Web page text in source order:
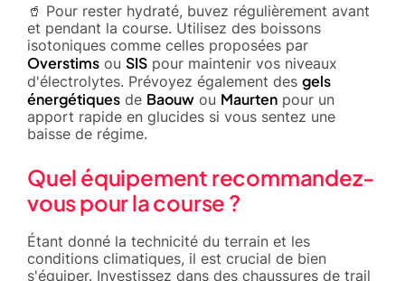
🥤 Pour rester hydraté, buvez régulièrement avant
et pendant la course. Utilisez des boissons
isotoniques comme celles proposées par
Overstims ou SIS pour maintenir vos niveaux
d'électrolytes. Prévoyez également des gels
énergétiques de Baouw ou Maurten pour un
apport rapide en glucides si vous sentez une
baisse de régime.
Quel équipement recommandez-
vous pour la course ?
Étant donné la technicité du terrain et les
conditions climatiques, il est crucial de bien
s'équiper. Investissez dans des chaussures de trail